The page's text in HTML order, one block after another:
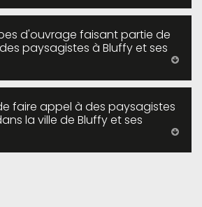
d'ouvrage faisant partie de
paysagistes à Bluffy et ses
faire appel à des paysagistes
la ville de Bluffy et ses